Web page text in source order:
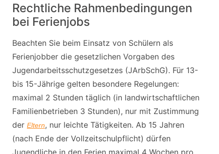
Rechtliche Rahmenbedingungen
bei Ferienjobs
Beachten Sie beim Einsatz von Schülern als
Ferienjobber die gesetzlichen Vorgaben des
Jugendarbeitsschutzgesetzes (JArbSchG). Für 13-
bis 15-Jährige gelten besondere Regelungen:
maximal 2 Stunden täglich (in landwirtschaftlichen
Familienbetrieben 3 Stunden), nur mit Zustimmung
der Eltern, nur leichte Tätigkeiten. Ab 15 Jahren
(nach Ende der Vollzeitschulpflicht) dürfen
Jugendliche in den Ferien maximal 4 Wochen pro